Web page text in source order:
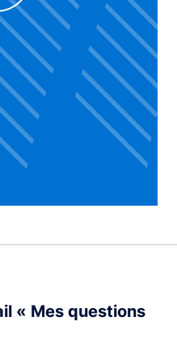
la vidéo
« Mes questions